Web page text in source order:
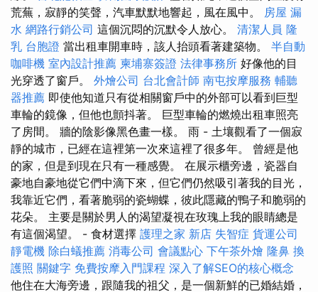
荒蕪，寂靜的笑聲，汽車默默地響起，風在風中。 房屋 漏
水 網路行銷公司 這個沉悶的沉默令人放心。 清潔人員 隆
乳 台胞證 當出租車開車時，該人抬頭看著建築物。 半自動
咖啡機 室內設計推薦 柬埔寨簽證 法律事務所 好像他的目
光穿透了窗戶。 外燴公司 台北會計師 南屯按摩服務 輔聽
器推薦 即使他知道只有從相關窗戶中的外部可以看到巨型
車輪的鏡像，但他也顫抖著。 巨型車輪的燃燒出租車照亮
了房間。 牆的陰影像黑色畫一樣。 雨 - 土壤觀看了一個寂
靜的城市，已經在這裡第一次來這裡了很多年。 曾經是他
的家，但是到現在只有一種感覺。 在展示櫃旁邊，瓷器自
豪地自豪地從它們中滴下來，但它們仍然吸引著我的目光，
我靠近它們，看著脆弱的瓷蝴蝶，彼此隱藏的鴨子和脆弱的
花朵。 主要是關於男人的渴望凝視在玫瑰上我的眼睛總是
有這個渴望。 - 食材選擇 護理之家 新店 失智症 貨運公司
靜電機 除白蟻推薦 消毒公司 會議點心 下午茶外燴 隆鼻 換
護照 關鍵字 免費按摩入門課程 深入了解SEO的核心概念
他住在大海旁邊，跟隨我的祖父，是一個新鮮的已婚結婚，